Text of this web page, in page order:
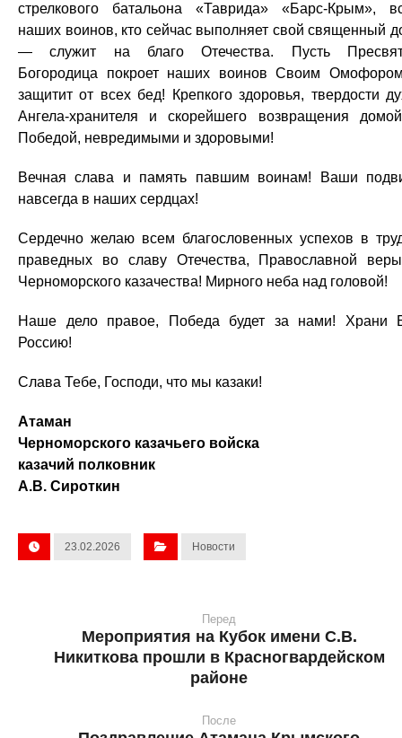
стрелкового батальона «Таврида» «Барс-Крым»,
наших воинов, кто сейчас выполняет свой священный
— служит на благо Отечества. Пусть
Богородица покроет наших воинов Своим
защитит от всех бед! Крепкого здоровья, твердости
Ангела-хранителя и скорейшего возвращения
Победой, невредимыми и здоровыми!
Вечная слава и память павшим воинам! Ваши
навсегда в наших сердцах!
Сердечно желаю всем благословенных успехов в
праведных во славу Отечества, Православной
Черноморского казачества! Мирного неба над головой!
Наше дело правое, Победа будет за нами! Храни
Россию!
Слава Тебе, Господи, что мы казаки!
Атаман
Черноморского казачьего войска
казачий полковник
А.В. Сироткин
23.02.2026 Новости
Перед
Мероприятия на Кубок имени С.В.
Никиткова прошли в Красногвардейском
районе
После